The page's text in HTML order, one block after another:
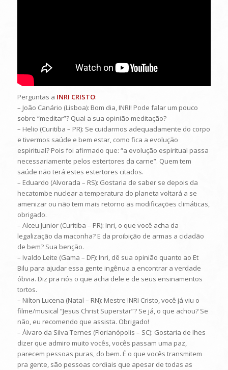
Perguntas a INRI CRISTO:
– João Canário (Lisboa): Bom dia, INRI! Pode falar um pouco
sobre “meditar”? Qual a sua opinião meditação?
– Helio (Curitiba – PR): Se cuidarmos adequadamente do corpo
e tivermos saúde e bem estar, como fica a evolução
espiritual? Pois foi afirmado que: “a evolução espiritual passa
necessariamente pelos estertores da carne”. Quem tem
saúde não terá estes estertores citados.
– Eduardo (Alvorada – RS): Gostaria de saber se depois da
hecatombe nuclear a temperatura do planeta voltará a se
amenizar ou não tem mais retorno as modificações climáticas,
obrigado.
– Alceu Junior (Curitiba – PR): Inri, o que você acha da
legalização da maconha? E da proibição de armas a cidadão
de bem? Sua benção.
– Ivaldo Leite (Gama – DF): Inri, dê sua opinião quanto ao Et
Bilu para ajudar essa gente ingênua a encontrar a verdade
óbvia. Diz pra nós o que acha dele e de seus ensinamentos
tortos.
– Nilton Lucena (Natal – RN): Mestre INRI Cristo, você já viu o
filme/musical “Jesus Christ Superstar”? Se já, o que achou? Se
não, eu recomendo que assista. Obrigado!
– Álvaro da Silva Ternes (Florianópolis – SC): Gostaria de lhes
dizer que admiro muito vocês, vocês passam uma paz,
parecem pessoas puras, do bem. É o que vocês transmitem
pra gente, são pessoas cordiais que apesar de todas as